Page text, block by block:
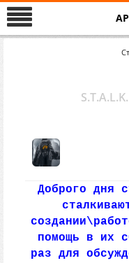
Доброго дня
помощь в их
раз для